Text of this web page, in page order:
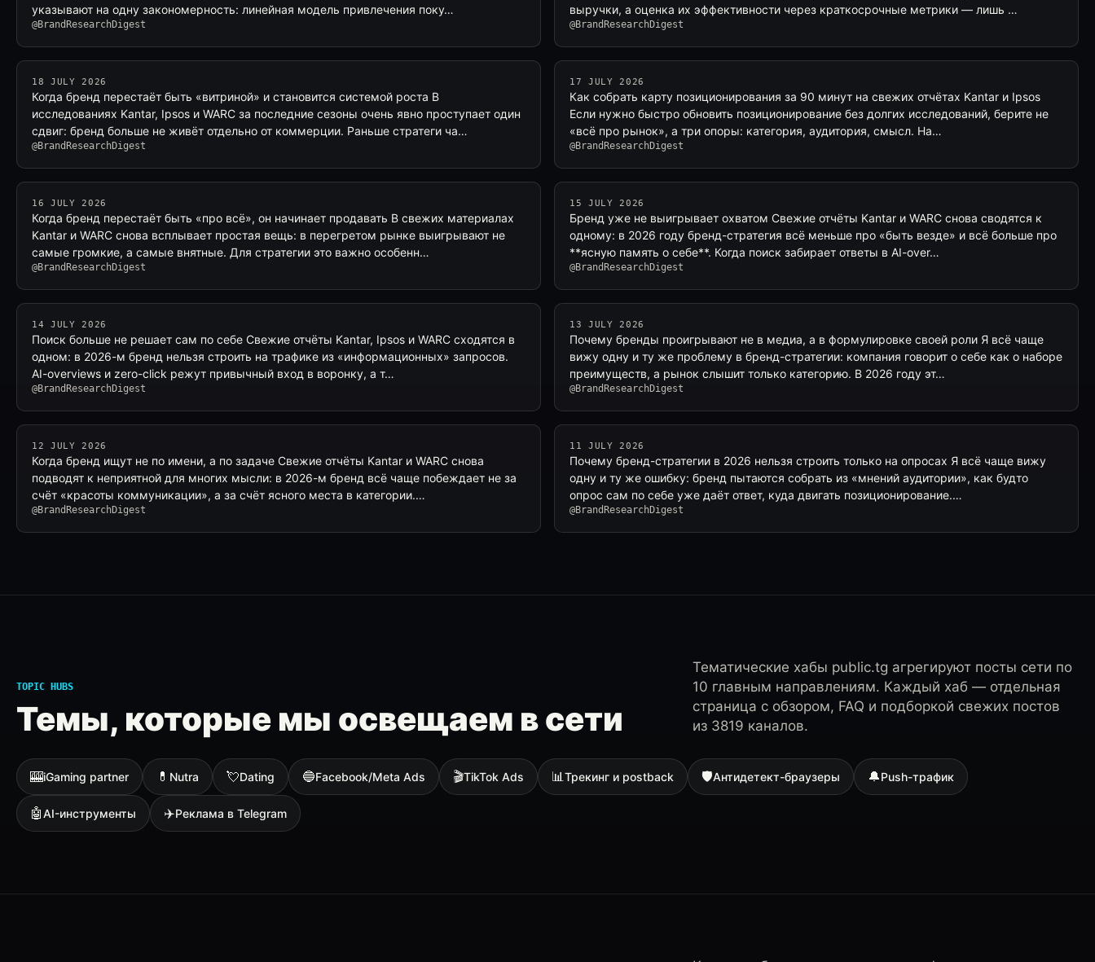
указывают на одну закономерность: линейная модель привлечения поку…
@BrandResearchDigest
выручки, а оценка их эффективности через краткосрочные метрики — лишь …
@BrandResearchDigest
18 JULY 2026
Когда бренд перестаёт быть «витриной» и становится системой роста В
исследованиях Kantar, Ipsos и WARC за последние сезоны очень явно проступает один
сдвиг: бренд больше не живёт отдельно от коммерции. Раньше стратеги ча…
@BrandResearchDigest
17 JULY 2026
Как собрать карту позиционирования за 90 минут на свежих отчётах Kantar и Ipsos
Если нужно быстро обновить позиционирование без долгих исследований, берите не
«всё про рынок», а три опоры: категория, аудитория, смысл. На…
@BrandResearchDigest
16 JULY 2026
Когда бренд перестаёт быть «про всё», он начинает продавать В свежих материалах
Kantar и WARC снова всплывает простая вещь: в перегретом рынке выигрывают не
самые громкие, а самые внятные. Для стратегии это важно особенн…
@BrandResearchDigest
15 JULY 2026
Бренд уже не выигрывает охватом Свежие отчёты Kantar и WARC снова сводятся к
одному: в 2026 году бренд-стратегия всё меньше про «быть везде» и всё больше про
**ясную память о себе**. Когда поиск забирает ответы в AI-over…
@BrandResearchDigest
14 JULY 2026
Поиск больше не решает сам по себе Свежие отчёты Kantar, Ipsos и WARC сходятся в
одном: в 2026-м бренд нельзя строить на трафике из «информационных» запросов.
AI-overviews и zero-click режут привычный вход в воронку, а т…
@BrandResearchDigest
13 JULY 2026
Почему бренды проигрывают не в медиа, а в формулировке своей роли Я всё чаще
вижу одну и ту же проблему в бренд-стратегии: компания говорит о себе как о наборе
преимуществ, а рынок слышит только категорию. В 2026 году эт…
@BrandResearchDigest
12 JULY 2026
Когда бренд ищут не по имени, а по задаче Свежие отчёты Kantar и WARC снова
подводят к неприятной для многих мысли: в 2026-м бренд всё чаще побеждает не за
счёт «красоты коммуникации», а за счёт ясного места в категории.…
@BrandResearchDigest
11 JULY 2026
Почему бренд-стратегии в 2026 нельзя строить только на опросах Я всё чаще вижу
одну и ту же ошибку: бренд пытаются собрать из «мнений аудитории», как будто
опрос сам по себе уже даёт ответ, куда двигать позиционирование.…
@BrandResearchDigest
TOPIC HUBS
Темы, которые мы освещаем в сети
Тематические хабы public.tg агрегируют посты сети по
10 главным направлениям. Каждый хаб — отдельная
страница с обзором, FAQ и подборкой свежих постов
из 3819 каналов.
🎰iGaming partner 💊 Nutra 💘Dating 🔵Facebook/Meta Ads 🎬TikTok Ads 📊Трекинг и postback 🛡Антидетект-браузеры 🔔Push-трафик
🤖AI-инструменты ✈️Реклама в Telegram